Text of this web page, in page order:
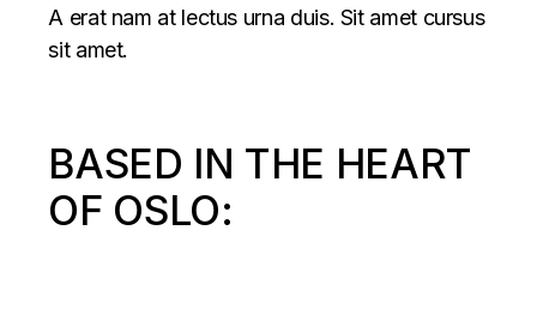
A erat nam at lectus urna duis. Sit amet cursus
sit amet.
BASED IN THE HEART
OF OSLO: